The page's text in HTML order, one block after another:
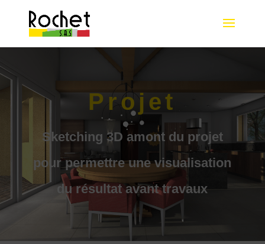
Projet
Sketching 3D amont du projet
pour permettre une visualisation
du résultat avant travaux